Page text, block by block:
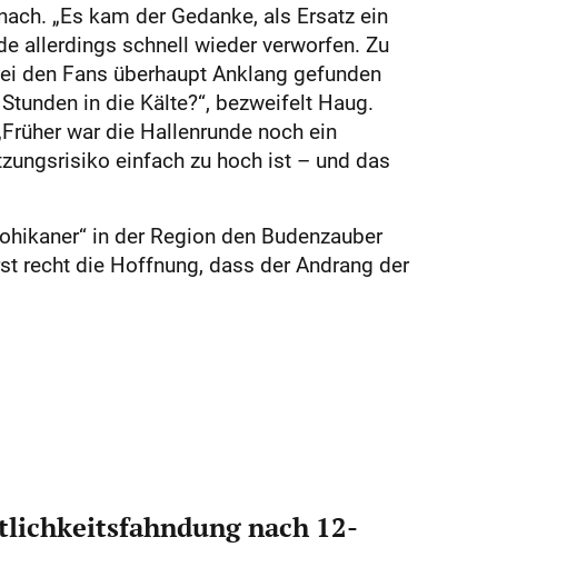
„Es kam der Gedanke, als Ersatz ein
allerdings schnell wieder verworfen. Zu
den Fans überhaupt Anklang gefunden
in die Kälte?“, bezweifelt Haug.
war die Hallenrunde noch ein
einfach zu hoch ist – und das
in der Region den Budenzauber
recht die Hoffnung, dass der Andrang der
nach 12-